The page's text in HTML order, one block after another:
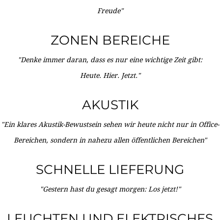
Freude"
ZONEN BEREICHE
"Denke immer daran, dass es nur eine wichtige Zeit gibt:
Heute. Hier. Jetzt."
AKUSTIK
"Ein klares Akustik-Bewustsein sehen wir heute nicht nur in Office-
Bereichen, sondern in nahezu allen öffentlichen Bereichen"
SCHNELLE LIEFERUNG
"Gestern hast du gesagt morgen: Los jetzt!"